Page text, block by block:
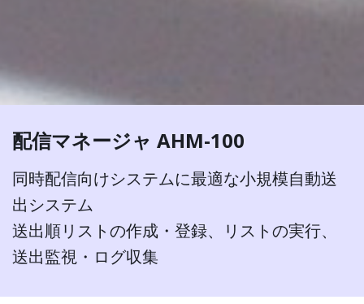
配信マネージャ AHM-100
同時配信向けシステムに最適な小規模自動送
出システム
送出順リストの作成・登録、リストの実行、
送出監視・ログ収集